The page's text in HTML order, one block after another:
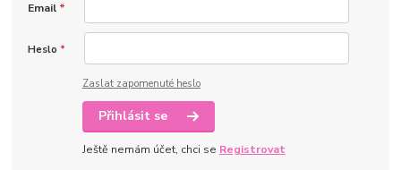
Email *
Heslo *
Zaslat zapomenuté heslo
Přihlásit se
Ještě nemám účet, chci se Registrovat